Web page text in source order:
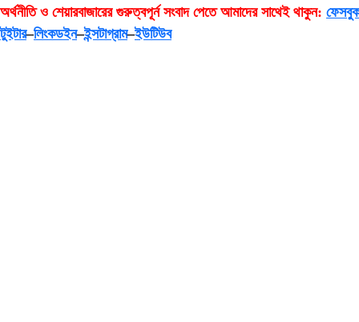
অর্থনীতিও শেয়ারবাজারের গুরুত্বপূর্ন সংবাদ পেতেআমাদের সাথেই থাকুন: ফেসবুক
টুইটার–লিংকডইন–ইন্সটাগ্রাম–ইউটিউব